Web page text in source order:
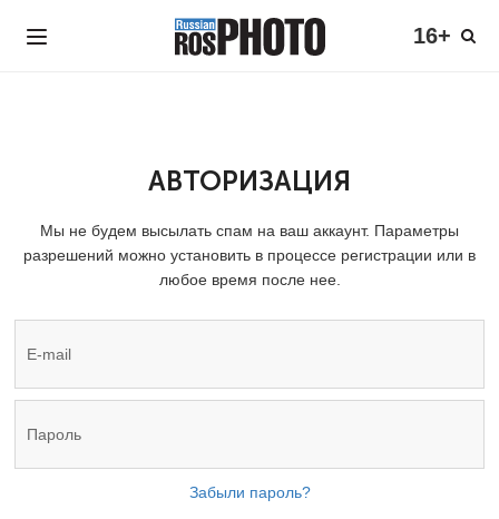
16+
АВТОРИЗАЦИЯ
Мы не будем высылать спам на ваш аккаунт. Параметры
разрешений можно установить в процессе регистрации или в
любое время после нее.
Забыли пароль?